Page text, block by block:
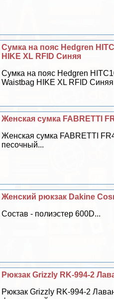
Сумка на пояс Hedgren
HIKE XL RFID Синяя
Сумка на пояс Hedgren
Waistbag HIKE XL RFID
Женская сумка FABRETTI
Женская сумка FABRETTI
песочный...
Женский рюкзак Dakine
Состав - полиэстер 600D...
Рюкзак Grizzly RK-994-2
Рюкзак Grizzly RK-994-2